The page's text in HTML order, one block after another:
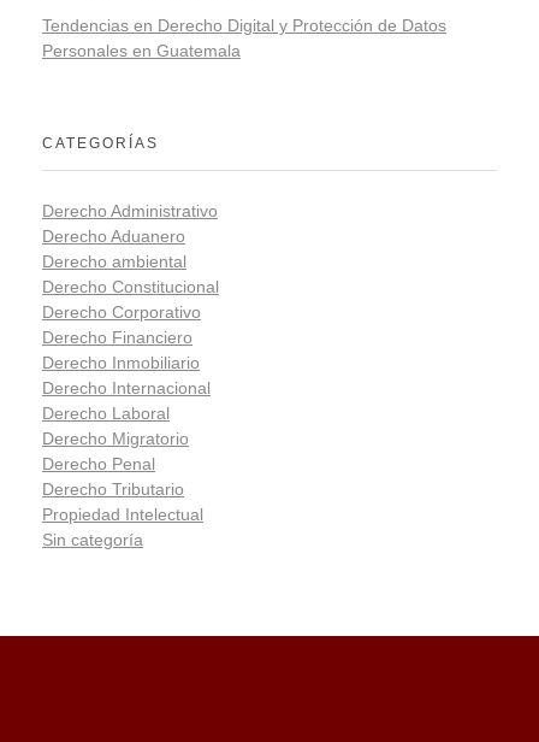
Tendencias en Derecho Digital y Protección de Datos
Personales en Guatemala
CATEGORÍAS
Derecho Administrativo
Derecho Aduanero
Derecho ambiental
Derecho Constitucional
Derecho Corporativo
Derecho Financiero
Derecho Inmobiliario
Derecho Internacional
Derecho Laboral
Derecho Migratorio
Derecho Penal
Derecho Tributario
Propiedad Intelectual
Sin categoría